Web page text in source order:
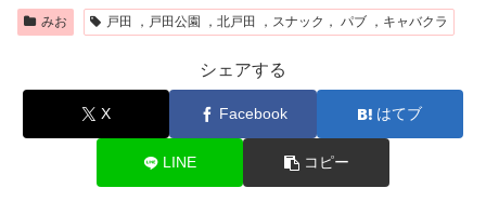
みお 戸田 ，戸田公園 ，北戸田 ，スナック， パブ ，キャバクラ
シェアする
X Facebook はてブ
LINE コピー